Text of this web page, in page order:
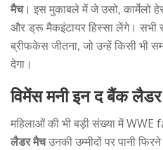
मैच। इस मुकाबले में जे उसो, कार्मेलो
और ड्रू मैकइंटायर हिस्सा लेंगे। सभी
ब्रीफकेस जीतना, जो उन्हें किसी भी
देगा।
विमेंस मनी इन द बैंक
महिलाओं की भी बड़ी संख्या में
लैडर मैचउनकी उम्मीदों पर पानी